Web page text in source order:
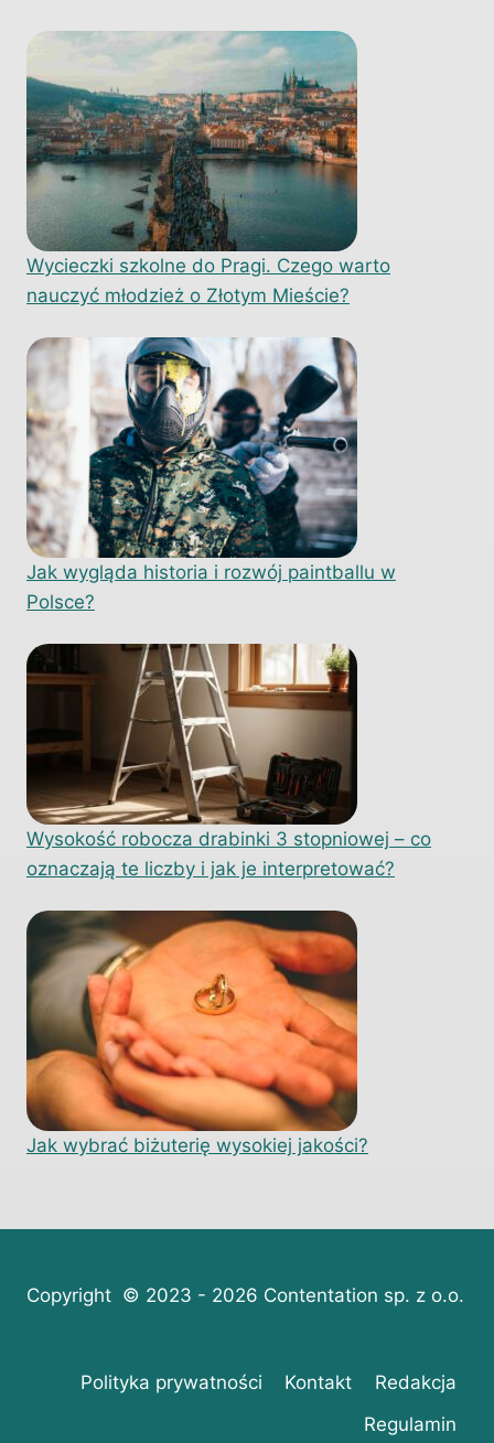
Wycieczki szkolne do Pragi. Czego warto
nauczyć młodzież o Złotym Mieście?
Jak wygląda historia i rozwój paintballu w
Polsce?
Wysokość robocza drabinki 3 stopniowej – co
oznaczają te liczby i jak je interpretować?
Jak wybrać biżuterię wysokiej jakości?
Copyright © 2023 - 2026 Contentation sp. z o.o.
Polityka prywatności Kontakt
Redakcja
Regulamin